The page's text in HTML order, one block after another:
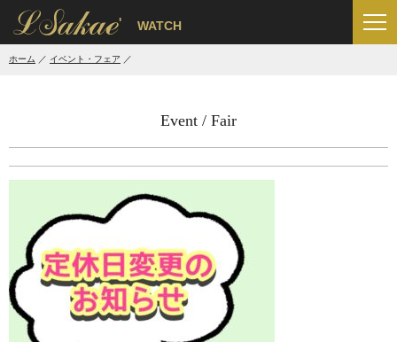
' WATCH
ホーム イベント・フェア
Event / Fair